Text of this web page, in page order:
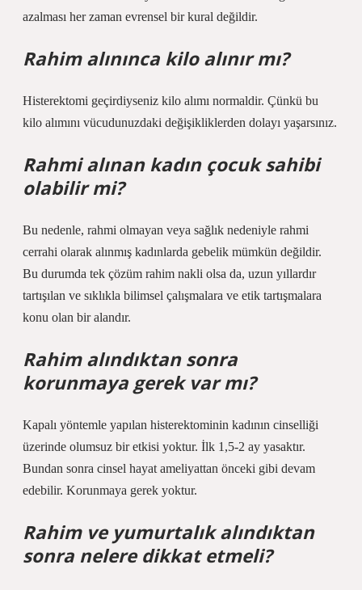
azalması her zaman evrensel bir kural değildir.
Rahim alınınca kilo alınır mı?
Histerektomi geçirdiyseniz kilo alımı normaldir. Çünkü bu
kilo alımını vücudunuzdaki değişikliklerden dolayı yaşarsınız.
Rahmi alınan kadın çocuk sahibi
olabilir mi?
Bu nedenle, rahmi olmayan veya sağlık nedeniyle rahmi
cerrahi olarak alınmış kadınlarda gebelik mümkün değildir.
Bu durumda tek çözüm rahim nakli olsa da, uzun yıllardır
tartışılan ve sıklıkla bilimsel çalışmalara ve etik tartışmalara
konu olan bir alandır.
Rahim alındıktan sonra
korunmaya gerek var mı?
Kapalı yöntemle yapılan histerektominin kadının cinselliği
üzerinde olumsuz bir etkisi yoktur. İlk 1,5-2 ay yasaktır.
Bundan sonra cinsel hayat ameliyattan önceki gibi devam
edebilir. Korunmaya gerek yoktur.
Rahim ve yumurtalık alındıktan
sonra nelere dikkat etmeli?